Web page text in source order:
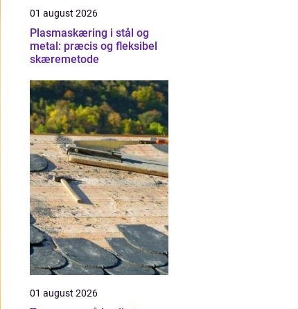
01 august 2026
Plasmaskæring i stål og
metal: præcis og fleksibel
skæremetode
01 august 2026